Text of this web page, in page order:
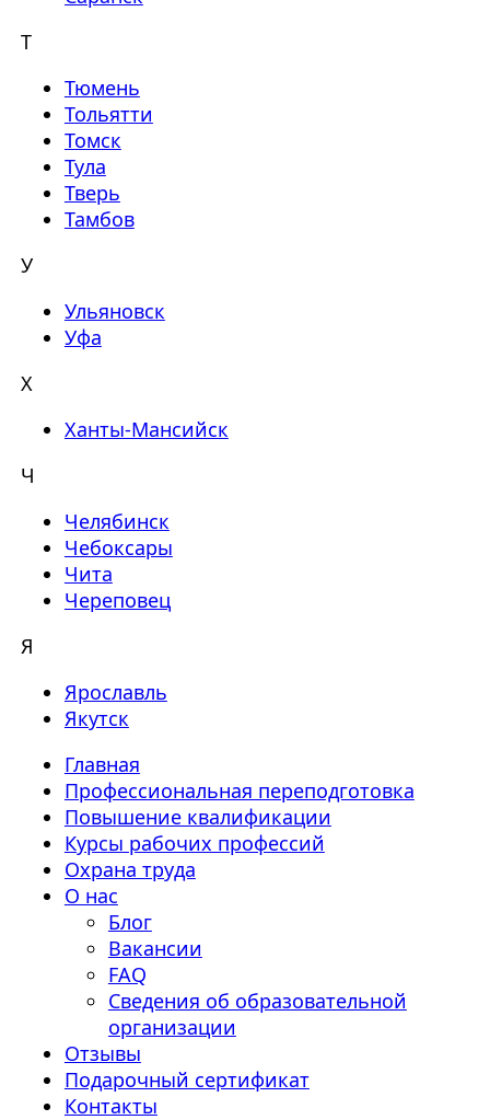
Т
Тюмень
Тольятти
Томск
Тула
Тверь
Тамбов
У
Ульяновск
Уфа
Х
Ханты-Мансийск
Ч
Челябинск
Чебоксары
Чита
Череповец
Я
Ярославль
Якутск
Главная
Профессиональная переподготовка
Повышение квалификации
Курсы рабочих профессий
Охрана труда
О нас
Блог
Вакансии
FAQ
Сведения об образовательной
организации
Отзывы
Подарочный сертификат
Контакты